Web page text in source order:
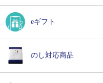
eギフト
のし対応商品